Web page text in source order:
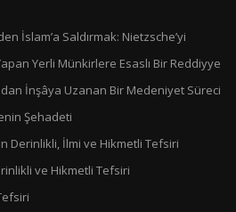
İslam’a Saldırmak: Nietzsche’yi
Yerli Münkirlere Esaslı Bir Reddiyye
İnşâya Uzanan Bir Medeniyet Süreci
Şehadeti
Derinlikli, İlmi ve Hikmetli Tefsiri
ve Hikmetli Tefsiri